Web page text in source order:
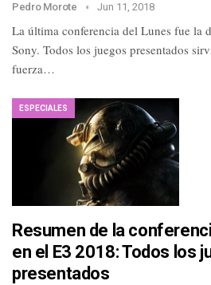
Pedro Morote Jun 11, 2018
La última conferencia del Lunes fue la
Sony. Todos los juegos presentados
fuerza…
ESPECIALES
Resumen de la
en el E3 2018: Todos los
presentados